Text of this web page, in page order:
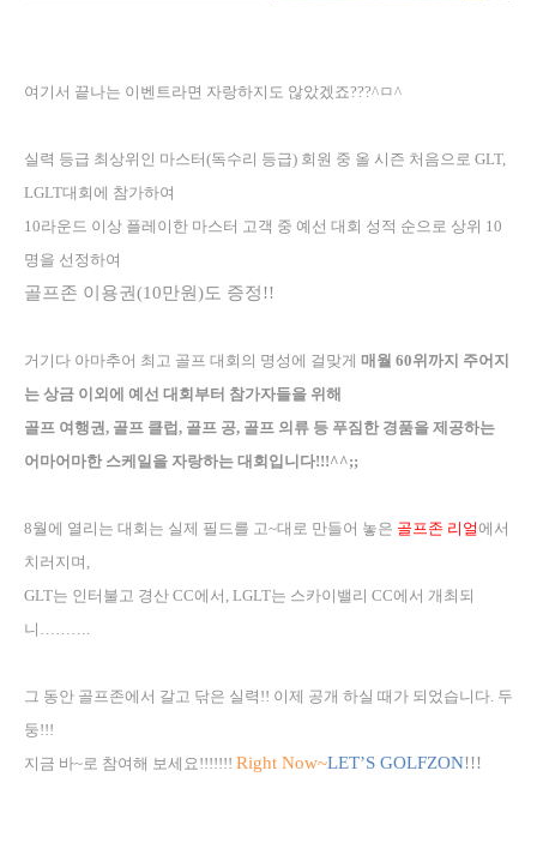
여기서 끝나는 이벤트라면 자랑하지도 않았겠죠???^ㅁ^
실력 등급 최상위인 마스터(독수리 등급) 회원 중 올 시즌 처음으로 GLT,
LGLT대회에 참가하여
10라운드 이상 플레이한 마스터 고객 중 예선 대회 성적 순으로 상위 10
명을 선정하여
골프존 이용권(10만원)도 증정!!
거기다 아마추어 최고 골프 대회의 명성에 걸맞게 매월 60위까지 주어지
는 상금 이외에 예선 대회부터 참가자들을 위해
골프 여행권, 골프 클럽, 골프 공, 골프 의류 등 푸짐한 경품을 제공하는
어마어마한 스케일을 자랑하는 대회입니다!!!^^;;
8월에 열리는 대회는 실제 필드를 고~대로 만들어 놓은 골프존 리얼에서
치러지며
GLT는 인터불고 경산 CC에서 , LGLT는 스카이밸리 CC에서 개최되
니
그 동안 골프존에서 갈고 닦은 실력 !! 이제 공개 하실 때가 되었습니다 두
둥!!!
지금 바~로 참여해 보세요 !!!!!!! Right Now~LET’S GOLFZON!!!